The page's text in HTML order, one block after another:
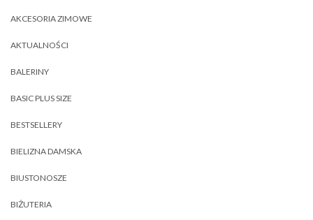
AKCESORIA ZIMOWE
AKTUALNOŚCI
BALERINY
BASIC PLUS SIZE
BESTSELLERY
BIELIZNA DAMSKA
BIUSTONOSZE
BIŻUTERIA